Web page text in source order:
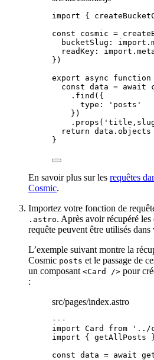
import {
const cosmic =
bucketSlug: import.
readKey: import.
} )
export
async function
const data = await
. find ({
type:
' posts '
})
. props ( '
return data . objects
}
En savoir plus sur les requêtes
Cosmic.
Importez votre fonction de
.astro. Après avoir récupéré les
requête peuvent être utilisés
L’exemple suivant montre la
Cosmic posts et le passage de
un composant <Card /> pour
:
src/pages/index.astro
---
import Card from ' ../
import { getAllPosts
const data = await